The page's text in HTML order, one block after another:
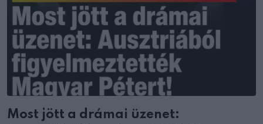
Most jött a drámai üzenet: